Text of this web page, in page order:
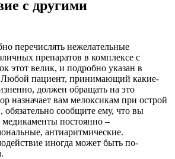
с другими
перечислять нежелательные
препаратов в комплексе с
этот велик, и подробно указан в
пациент, принимающий какие-
должен обращать на это
назначает вам мелоксикам при острой
обязательно сообщите ему, что вы
постоянно –
антиаритмические.
иногда может быть по-